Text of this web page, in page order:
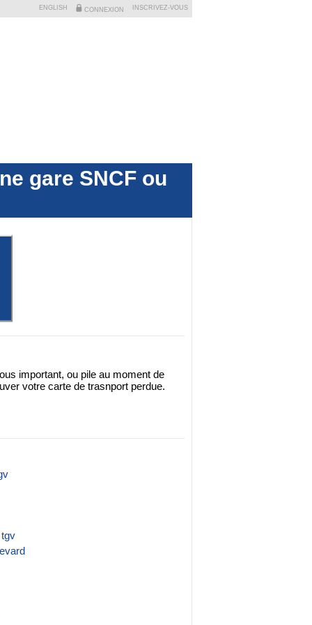
gare SNCF ou
important, ou pile au moment de
votre carte de trasnport perdue.
INSCRIVEZ-VOUS
CONNEXION
ENGLISH